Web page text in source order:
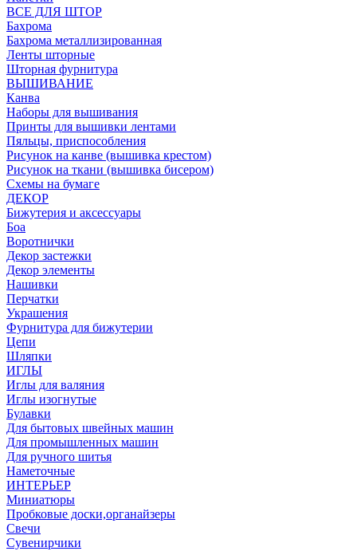
ВСЕ ДЛЯ ШТОР
Бахрома
Бахрома металлизированная
Ленты шторные
Шторная фурнитура
ВЫШИВАНИЕ
Канва
Наборы для вышивания
Принты для вышивки лентами
Пяльцы, приспособления
Рисунок на канве (вышивка крестом)
Рисунок на ткани (вышивка бисером)
Схемы на бумаге
ДЕКОР
Бижутерия и аксессуары
Боа
Воротнички
Декор застежки
Декор элементы
Нашивки
Перчатки
Украшения
Фурнитура для бижутерии
Цепи
Шляпки
ИГЛЫ
Иглы для валяния
Иглы изогнутые
Булавки
Для бытовых швейных машин
Для промышленных машин
Для ручного шитья
Наметочные
ИНТЕРЬЕР
Миниатюры
Пробковые доски,органайзеры
Свечи
Сувенирчики